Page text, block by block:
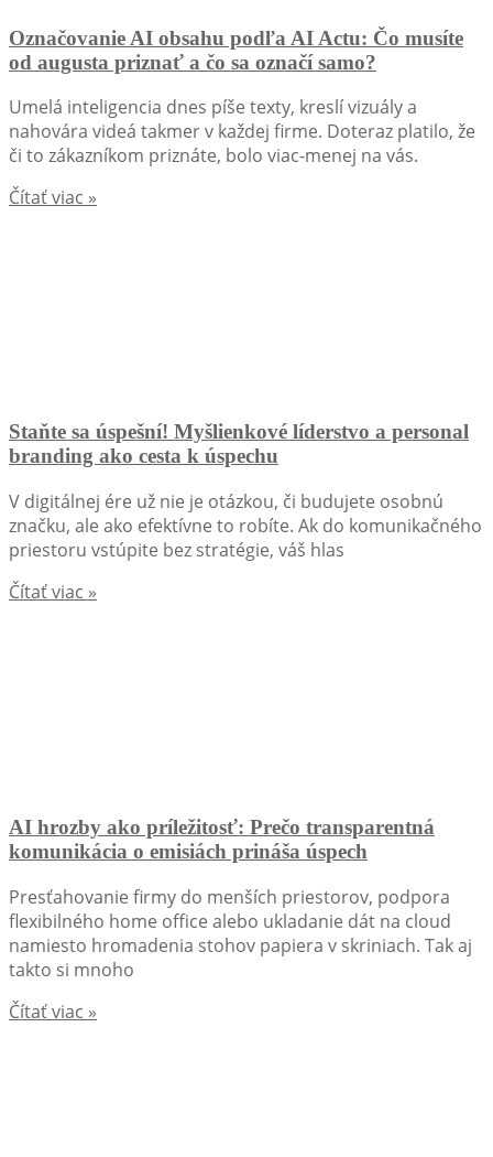
Označovanie AI obsahu podľa AI Actu: Čo musíte
od augusta priznať a čo sa označí samo?
Umelá inteligencia dnes píše texty, kreslí vizuály a
nahovára videá takmer v každej firme. Doteraz platilo, že
či to zákazníkom priznáte, bolo viac-menej na vás.
Čítať viac »
Staňte sa úspešní! Myšlienkové líderstvo a personal
branding ako cesta k úspechu
V digitálnej ére už nie je otázkou, či budujete osobnú
značku, ale ako efektívne to robíte. Ak do komunikačného
priestoru vstúpite bez stratégie, váš hlas
Čítať viac »
AI hrozby ako príležitosť: Prečo transparentná
komunikácia o emisiách prináša úspech
Presťahovanie firmy do menších priestorov, podpora
flexibilného home office alebo ukladanie dát na cloud
namiesto hromadenia stohov papiera v skriniach. Tak aj
takto si mnoho
Čítať viac »